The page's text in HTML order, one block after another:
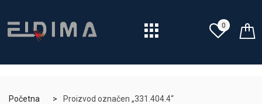
0
Početna Proizvod označen „331.404.4“